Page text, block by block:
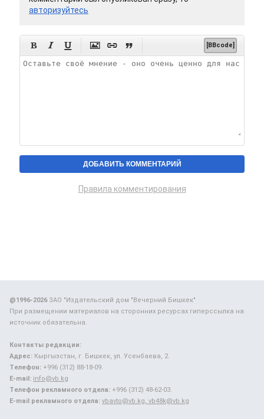
авторизуйтесь
      [BBcode]
Правила комментирования
@1996-2026ЗАО "Издательский дом "Вечерний Бишкек"
При размещении материалов на сторонних ресурсах гиперссылка на
источник обязательна.
Контакты редакции:
Адрес: Кыргызстан, г. Бишкек, ул. Усенбаева, 2.
Телефон: +996 (312) 88-18-09.
E-mail: info@vb.kg
Телефон рекламного отдела: +996 (312) 48-62-03.
E-mail рекламного отдела: vbavto@vb.kg, vb48k@vb.kg